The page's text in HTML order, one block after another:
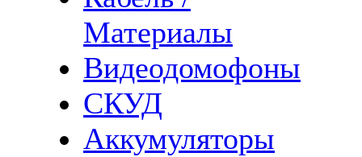
Материалы
Видеодомофоны
СКУД
Аккумуляторы